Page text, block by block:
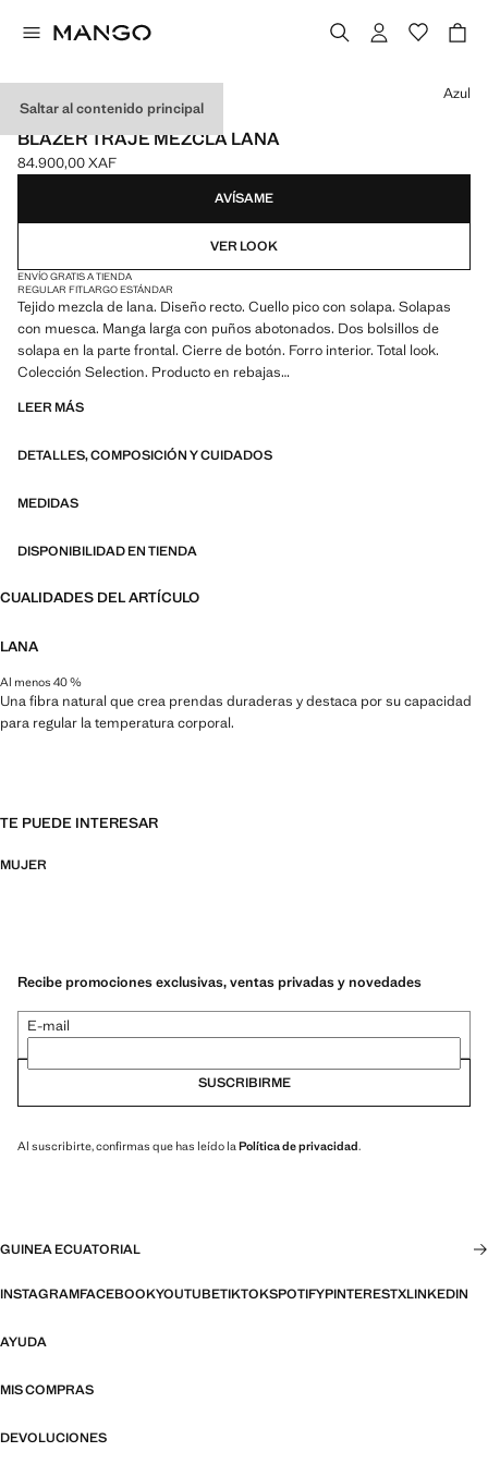
Saltar al contenido principal
SELECTION
BLAZER TRAJE MEZCLA LANA
Precio actual [84.900,00 XAF ]
84.900,00 XAF
Selecciona un color
Azul
AVÍSAME
VER LOOK
ENVÍO GRATIS A TIENDA
REGULAR FITLARGO ESTÁNDAR
Tejido mezcla de lana. Diseño recto. Cuello pico con solapa. Solapas
con muesca. Manga larga con puños abotonados. Dos bolsillos de
solapa en la parte frontal. Cierre de botón. Forro interior. Total look.
Colección Selection. Producto en rebajas
Una selección de prendas refinadas, confeccionadas con tejidos de
LEER MÁS
DETALLES, COMPOSICIÓN Y CUIDADOS
MEDIDAS
DISPONIBILIDAD EN TIENDA
CUALIDADES DEL ARTÍCULO
LANA
Al menos 40 %
Una fibra natural que crea prendas duraderas y destaca por su capacidad
para regular la temperatura corporal.
TE PUEDE INTERESAR
MUJER
Recibe promociones exclusivas, ventas privadas y novedades
E-mail
SUSCRIBIRME
Al suscribirte, confirmas que has leído laPolítica de privacidad.
GUINEA ECUATORIAL
INSTAGRAMFACEBOOKYOUTUBETIKTOKSPOTIFYPINTERESTXLINKEDIN
AYUDA
MIS COMPRAS
DEVOLUCIONES